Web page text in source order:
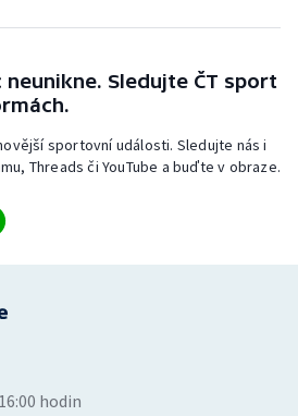
Sledujte ČT sport
sportovní události. Sledujte nás i
Threads či YouTube a buďte v obraze.
hodin